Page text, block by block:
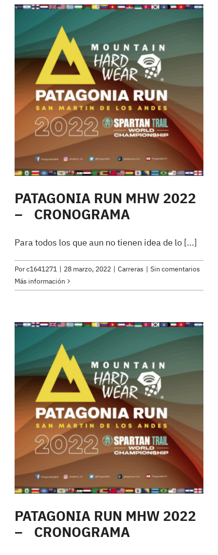
PATAGONIA RUN MHW 2022
– CRONOGRAMA
Para todos los que aun no tienen idea de lo [...]
Porc1641271 | 28 marzo, 2022 | Carreras | Sin comentarios
Más información
PATAGONIA RUN MHW 2022
– CRONOGRAMA